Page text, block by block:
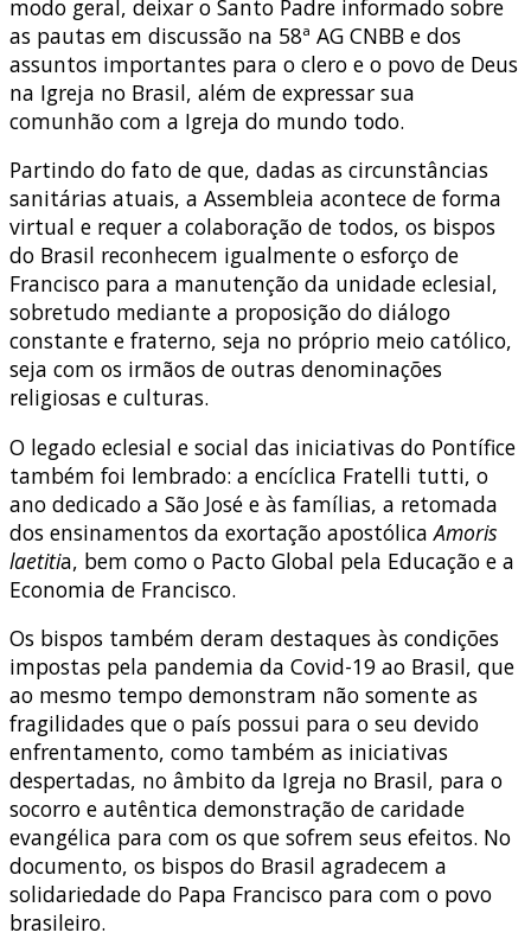
modo geral, deixar o Santo Padre informado sobre
as pautas em discussão na 58ª AG CNBB e dos
assuntos importantes para o clero e o povo de Deus
na Igreja no Brasil, além de expressar sua
comunhão com a Igreja do mundo todo.
Partindo do fato de que, dadas as circunstâncias
sanitárias atuais, a Assembleia acontece de forma
virtual e requer a colaboração de todos, os bispos
do Brasil reconhecem igualmente o esforço de
Francisco para a manutenção da unidade eclesial,
sobretudo mediante a proposição do diálogo
constante e fraterno, seja no próprio meio católico,
seja com os irmãos de outras denominações
religiosas e culturas.
O legado eclesial e social das iniciativas do Pontífice
também foi lembrado: a encíclica Fratelli tutti, o
ano dedicado a São José e às famílias, a retomada
dos ensinamentos da exortação apostólicaAmoris
laetitia, bem como o Pacto Global pela Educação e a
Economia de Francisco.
Os bispos também deram destaques às condições
impostas pela pandemia da Covid-19 ao Brasil, que
ao mesmo tempo demonstram não somente as
fragilidades que o país possui para o seu devido
enfrentamento, como também as iniciativas
despertadas, no âmbito da Igreja no Brasil, para o
socorro e autêntica demonstração de caridade
evangélica para com os que sofrem seus efeitos. No
documento, os bispos do Brasil agradecem a
solidariedade do Papa Francisco para com o povo
brasileiro.